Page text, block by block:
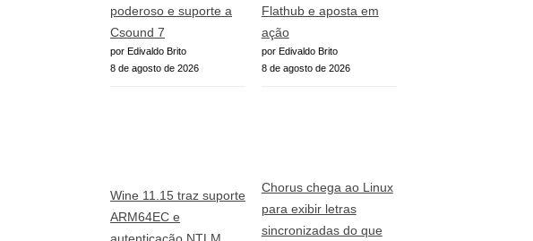
poderoso e suporte a
Csound 7
por Edivaldo Brito
8 de agosto de 2026
Flathub e aposta em
ação
por Edivaldo Brito
8 de agosto de 2026
Wine 11.15 traz suporte
ARM64EC e
Chorus chega ao Linux
para exibir letras
sincronizadas do que